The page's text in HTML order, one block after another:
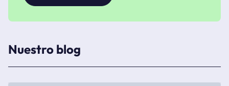
Nuestro blog